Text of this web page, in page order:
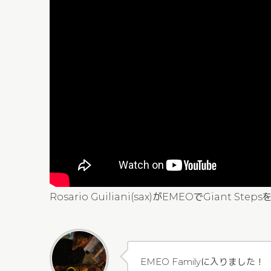
Rosario Guiliani(sax)がEMEOでGiant Stepsを
EMEO Familyに入りました！